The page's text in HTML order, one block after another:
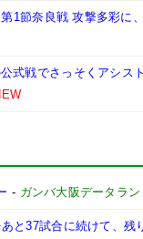
1節奈良戦 攻撃多彩に
式戦でさっそくアシス
- ガンバ大阪データラ
と37試合に続けて、